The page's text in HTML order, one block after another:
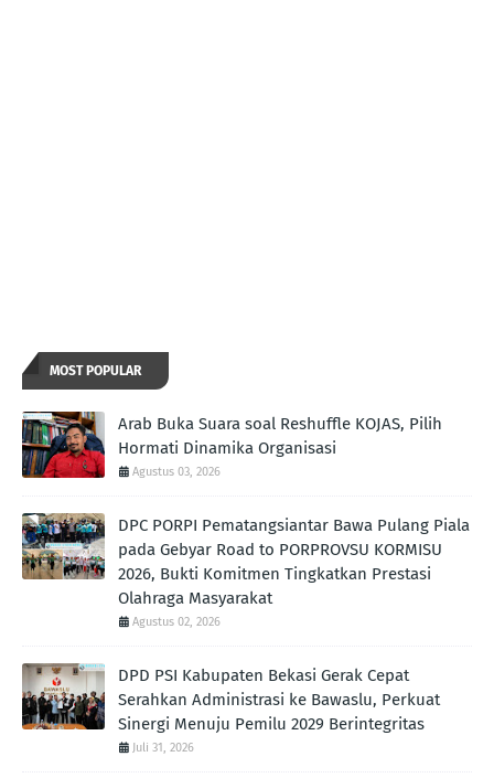
MOST POPULAR
Arab Buka Suara soal Reshuffle KOJAS, Pilih
Hormati Dinamika Organisasi
Agustus 03, 2026
DPC PORPI Pematangsiantar Bawa Pulang Piala
pada Gebyar Road to PORPROVSU KORMISU
2026, Bukti Komitmen Tingkatkan Prestasi
Olahraga Masyarakat
Agustus 02, 2026
DPD PSI Kabupaten Bekasi Gerak Cepat
Serahkan Administrasi ke Bawaslu, Perkuat
Sinergi Menuju Pemilu 2029 Berintegritas
Juli 31, 2026